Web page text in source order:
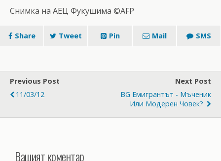
Снимка на АЕЦ Фукушима ©AFP
Share Tweet Pin Mail SMS
Previous Post
11/03/12
Next Post
BG Емигрантът - Мъченик
Или Модерен Човек?
Вашият коментар